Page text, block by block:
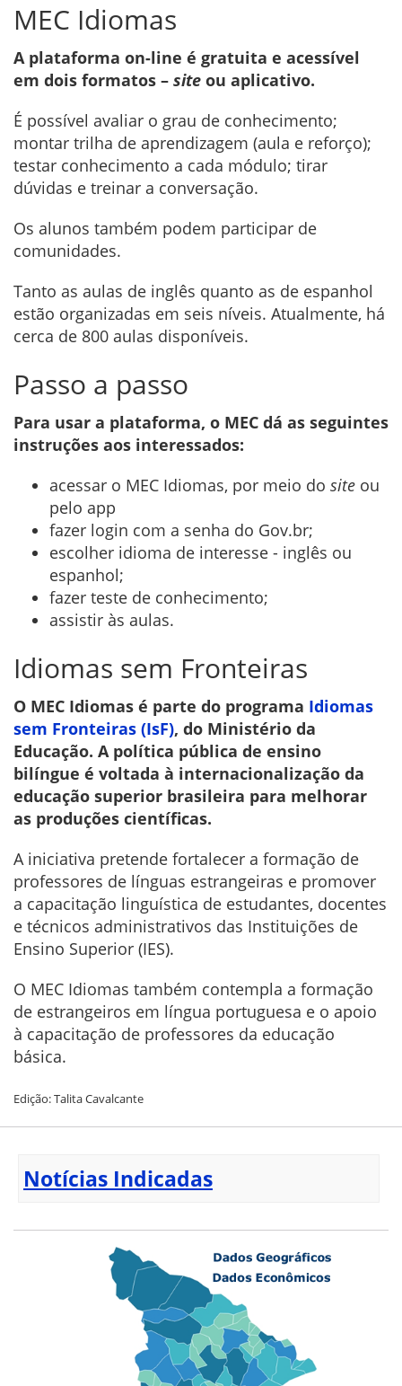
MEC Idiomas
A plataforma on-line é gratuita e acessível
em dois formatos – site ou aplicativo.
É possível avaliar o grau de conhecimento;
montar trilha de aprendizagem (aula e reforço);
testar conhecimento a cada módulo; tirar
dúvidas e treinar a conversação.
Os alunos também podem participar de
comunidades.
Tanto as aulas de inglês quanto as de espanhol
estão organizadas em seis níveis. Atualmente, há
cerca de 800 aulas disponíveis.
Passo a passo
Para usar a plataforma, o MEC dá as seguintes
instruções aos interessados:
acessar o MEC Idiomas, por meio do site ou
pelo app
fazer login com a senha do Gov.br;
escolher idioma de interesse - inglês ou
espanhol;
fazer teste de conhecimento;
assistir às aulas.
Idiomas sem Fronteiras
O MEC Idiomas é parte do programa Idiomas
sem Fronteiras (IsF), do Ministério da
Educação. A política pública de ensino
bilíngue é voltada à internacionalização da
educação superior brasileira para melhorar
as produções científicas.
A iniciativa pretende fortalecer a formação de
professores de línguas estrangeiras e promover
a capacitação linguística de estudantes, docentes
e técnicos administrativos das Instituições de
Ensino Superior (IES).
O MEC Idiomas também contempla a formação
de estrangeiros em língua portuguesa e o apoio
à capacitação de professores da educação
básica.
Edição: Talita Cavalcante
Notícias Indicadas